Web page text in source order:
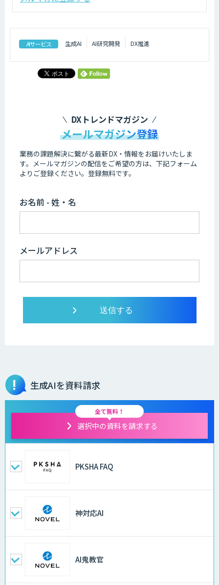
AIサービス 生成AI AI研究開発 DX推進
DXトレンドマガジン
メールマガジン登録
業務の課題解決に繋がる最新DX・情報をお届けいたしま
す。 メールマガジンの配信をご希望の方は、下記フォーム
よりご登録ください。登録無料です。
お名前 - 姓・名
メールアドレス
生成AIを資料請求
全て無料！
選択中の資料を請求する
PKSHA FAQ
神対応AI
AI鬼教官